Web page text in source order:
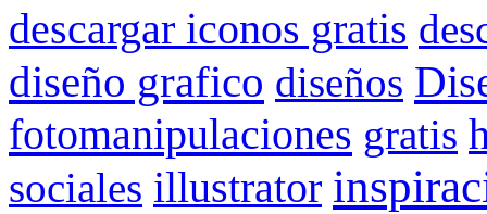
descargar iconos gratis
diseño grafico diseños
fotomanipulaciones gratis
sociales illustrator